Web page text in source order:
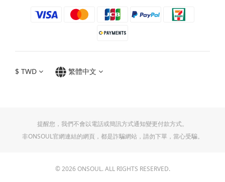
$ TWD 繁體中文
提醒您，我們不會以電話或簡訊方式通知變更付款方式。
非ONSOUL官網連結的網頁，都是詐騙網站，請勿下單，當心受騙。
© 2026 ONSOUL. ALL RIGHTS RESERVED.